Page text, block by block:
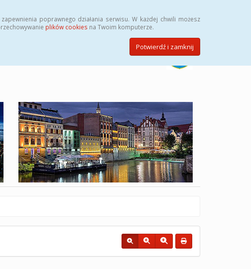
poprawnego działania serwisu. W każdej chwili możesz
plików cookies na Twoim komputerze.
Potwierdź i zamknij